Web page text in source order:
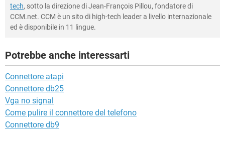
tech, sotto la direzione di Jean-François Pillou, fondatore di
CCM.net. CCM è un sito di high-tech leader a livello internazionale
ed è disponibile in 11 lingue.
Potrebbe anche interessarti
Connettore atapi
Connettore db25
Vga no signal
Come pulire il connettore del telefono
Connettore db9